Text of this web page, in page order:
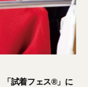
2026年9月5日・6